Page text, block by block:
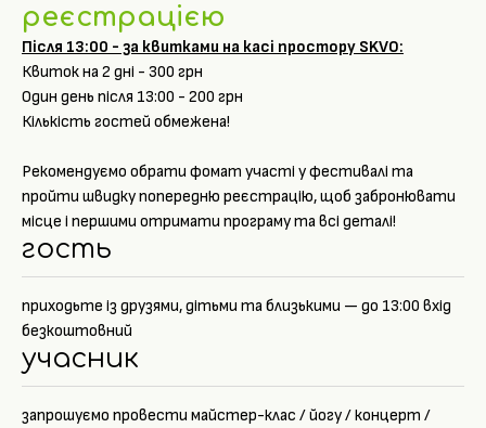
реєстрацією
Після 13:00 - за квитками на касі простору SKVO:
Квиток на 2 дні - 300 грн
Один день після 13:00 - 200 грн
Кількість гостей обмежена!
Рекомендуємо обрати фомат участі у фестивалі та
пройти швидку попередню реєстрацію, щоб забронювати
місце і першими отримати програму та всі деталі!
гость
приходьте із друзями, дітьми та близькими — до 13:00 вхід
безкоштовний
учасник
запрошуємо провести майстер-клас / йогу / концерт /